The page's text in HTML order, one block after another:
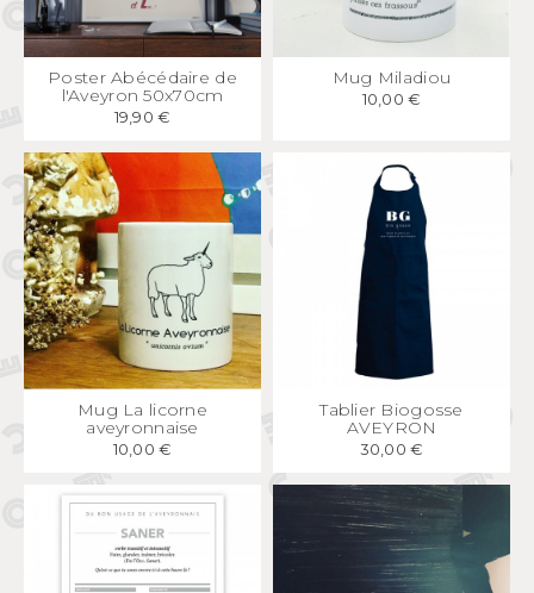
APERÇU RAPIDE
Poster Abécédaire de
l'Aveyron 50x70cm
19,90 €
APERÇUMug Miladiou
10,00 €
APERÇUMug La licorne
aveyronnaise
10,00 €
APERÇU
Tablier Biogosse
AVEYRON
30,00 €